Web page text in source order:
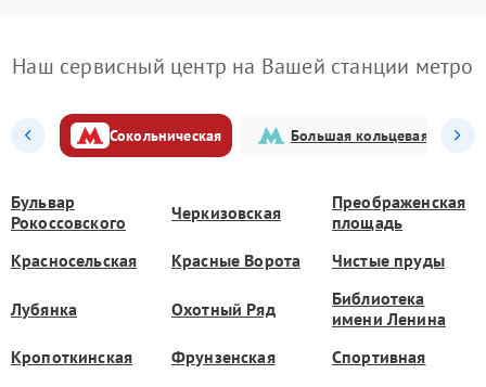
Наш сервисный центр на Вашей станции метро
Сокольническая Большая кольцевая
Бульвар
Рокоссовского
Черкизовская
Преображенская
площадь
Красносельская
Красные Ворота Чистые пруды
Лубянка Охотный Ряд
Библиотека
имени Ленина
Кропоткинская
Фрунзенская
Спортивная